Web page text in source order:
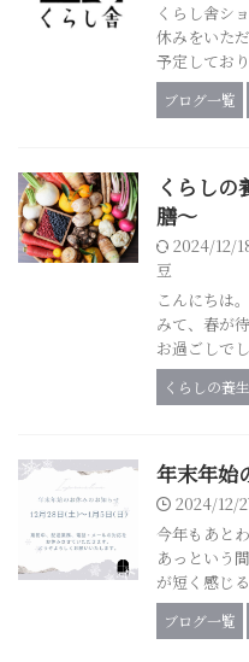
くらし舎シ
休みをいた
予定してお
ブログ一覧
くらし
膳～
2024/12/
豆
こんにちは
みて、春が
お過ごしで
くらしの養生
年末年始
2024/12/
今年もあと
あっという
が短く感じ
ブログ一覧